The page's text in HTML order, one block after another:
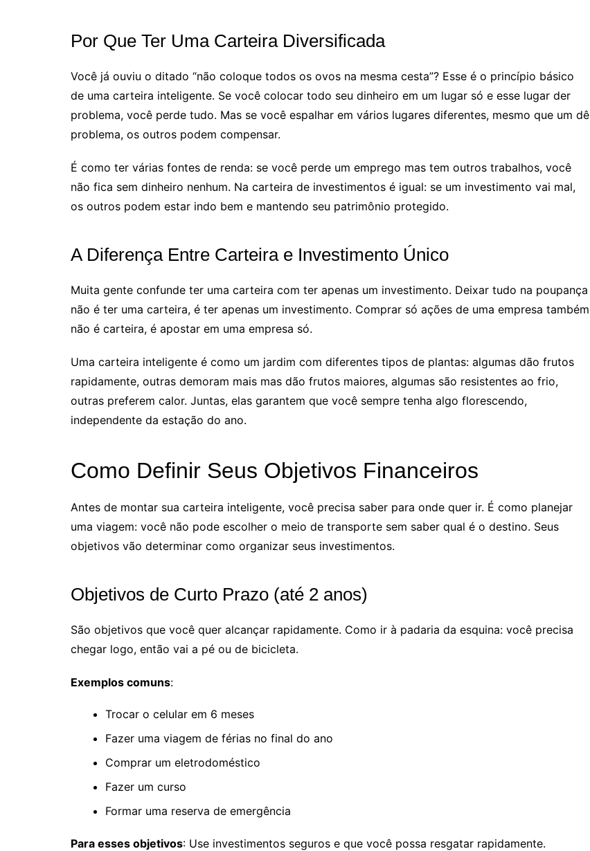
Por Que Ter Uma Carteira Diversificada
Você já ouviu o ditado “não coloque todos os ovos na mesma cesta”? Esse é o princípio básico
de uma carteira inteligente. Se você colocar todo seu dinheiro em um lugar só e esse lugar der
problema, você perde tudo. Mas se você espalhar em vários lugares diferentes, mesmo que um dê
problema, os outros podem compensar.
É como ter várias fontes de renda: se você perde um emprego mas tem outros trabalhos, você
não fica sem dinheiro nenhum. Na carteira de investimentos é igual: se um investimento vai mal,
os outros podem estar indo bem e mantendo seu patrimônio protegido.
A Diferença Entre Carteira e Investimento Único
Muita gente confunde ter uma carteira com ter apenas um investimento. Deixar tudo na poupança
não é ter uma carteira, é ter apenas um investimento. Comprar só ações de uma empresa também
não é carteira, é apostar em uma empresa só.
Uma carteira inteligente é como um jardim com diferentes tipos de plantas: algumas dão frutos
rapidamente, outras demoram mais mas dão frutos maiores, algumas são resistentes ao frio,
outras preferem calor. Juntas, elas garantem que você sempre tenha algo florescendo,
independente da estação do ano.
Como Definir Seus Objetivos Financeiros
Antes de montar sua carteira inteligente, você precisa saber para onde quer ir. É como planejar
uma viagem: você não pode escolher o meio de transporte sem saber qual é o destino. Seus
objetivos vão determinar como organizar seus investimentos.
Objetivos de Curto Prazo (até 2 anos)
São objetivos que você quer alcançar rapidamente. Como ir à padaria da esquina: você precisa
chegar logo, então vai a pé ou de bicicleta.
Exemplos comuns:
Trocar o celular em 6 meses
Fazer uma viagem de férias no final do ano
Comprar um eletrodoméstico
Fazer um curso
Formar uma reserva de emergência
Para esses objetivos: Use investimentos seguros e que você possa resgatar rapidamente.